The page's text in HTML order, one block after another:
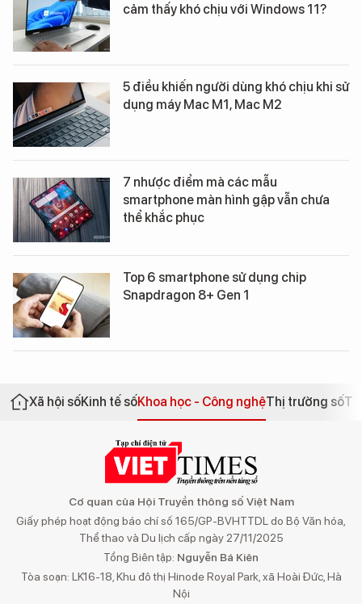
cảm thấy khó chịu với Windows 11?
5 điều khiến người dùng khó chịu khi sử
dụng máy Mac M1, Mac M2
7 nhược điểm mà các mẫu
smartphone màn hình gập vẫn chưa
thể khắc phục
Top 6 smartphone sử dụng chip
Snapdragon 8+ Gen 1
Xã hội sốKinh tế sốKhoa học - Công nghệThị trường số
Cơ quan của Hội Truyền thông số Việt Nam
Giấy phép hoạt động báo chí số 165/GP-BVHTTDL do Bộ Văn hóa,
Thể thao và Du lịch cấp ngày 27/11/2025
Tổng Biên tập: Nguyễn Bá Kiên
Tòa soạn: LK16-18, Khu đô thị Hinode Royal Park, xã Hoài Đức, Hà
Nội